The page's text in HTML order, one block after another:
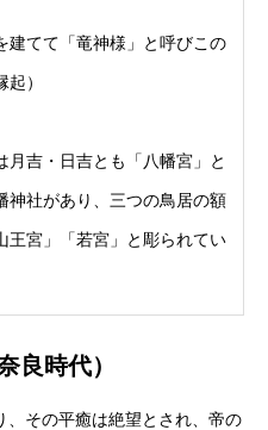
建てて「竜神様」と呼びこの
）
吉・日吉とも「八幡宮」と
神社があり、三つの鳥居の額
王宮」「若宮」と彫られてい
良時代）
その平癒は絶望とされ、帝の